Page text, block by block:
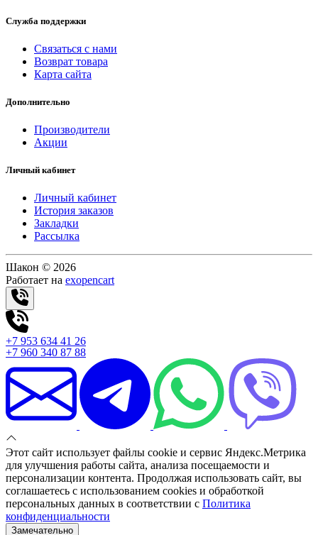
Служба поддержки
Связаться с нами
Возврат товара
Карта сайта
Дополнительно
Производители
Акции
Личный кабинет
Личный кабинет
История заказов
Закладки
Рассылка
Шакон © 2026
Работает на exopencart
+7 953 634 41 26
+7 960 340 87 88
Этот сайт использует файлы cookie и сервис Яндекс.Метрика
для улучшения работы сайта, анализа посещаемости и
персонализации контента. Продолжая использовать сайт, вы
соглашаетесь с использованием cookies и обработкой
персональных данных в соответствии с Политика
конфиденциальности
Замечательно